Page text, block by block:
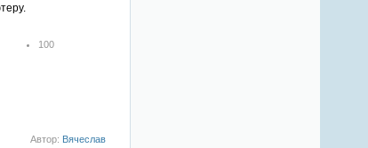
100
Автор: Вячеслав